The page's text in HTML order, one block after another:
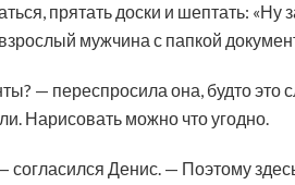
прятать доски и шептать: «Ну
мужчина с папкой
— переспросила она, будто
Нарисовать можно что угодно.
Денис. — Поэтому